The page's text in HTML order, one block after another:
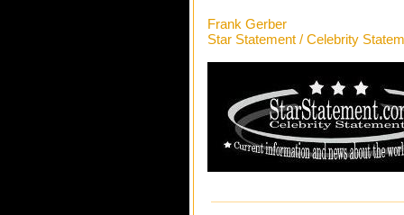
Frank Gerber
Star Statement / Celebrity